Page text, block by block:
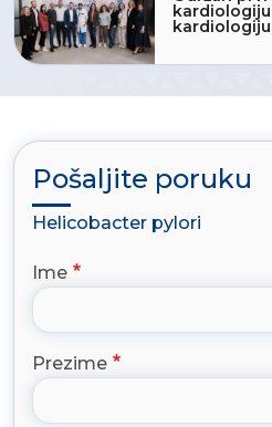
kardiologiju
Pošaljite poruku
Helicobacter pylori
Ime
Prezime